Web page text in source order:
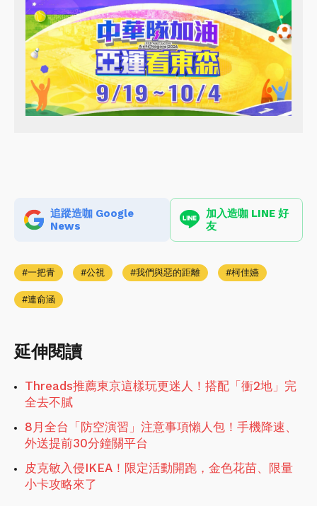
追蹤造咖 Google
News
加入造咖 LINE 好
友
一把青 公視 我們與惡的距離 柯佳嬿
連俞涵
延伸閱讀
Threads推薦東京這樣玩更迷人！搭配「衝2地」完
全去不膩
8月全台「防空演習」注意事項懶人包！手機降速、
外送提前30分鐘關平台
皮克敏入侵IKEA！限定活動開跑，金色花苗、限量
小卡攻略來了